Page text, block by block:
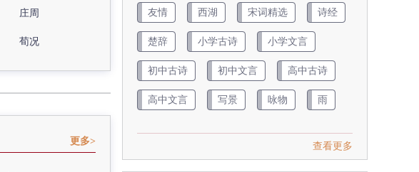
庄周
荀况
更多>
友情 西湖 宋词精选 诗经
楚辞 小学古诗 小学文言
初中古诗 初中文言 高中古诗
高中文言 写景 咏物 雨
查看更多